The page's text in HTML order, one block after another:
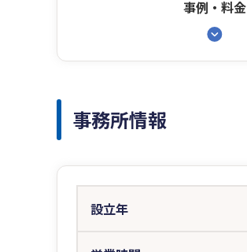
事例・料金
事務所情報
設立年